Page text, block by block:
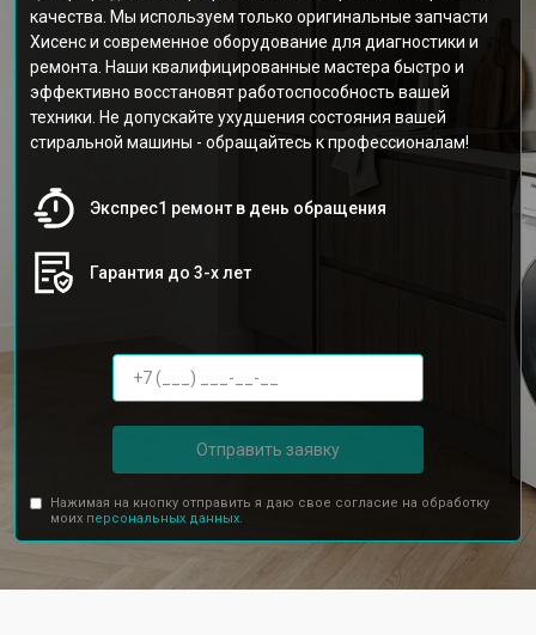
качества. Мы используем только оригинальные запчасти
Хисенс и современное оборудование для диагностики и
ремонта. Наши квалифицированные мастера быстро и
эффективно восстановят работоспособность вашей
техники. Не допускайте ухудшения состояния вашей
стиральной машины - обращайтесь к профессионалам!
Экспрес1 ремонт в день обращения
Гарантия до 3-х лет
Отправить заявку
Нажимая на кнопку отправить я даю свое согласие на обработку
моих персональных данных.